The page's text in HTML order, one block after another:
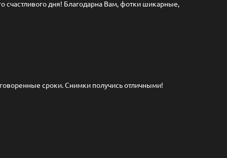
счастливого дня! Благодарна Вам, фотки шикарные,
сроки. Снимки получись отличными!